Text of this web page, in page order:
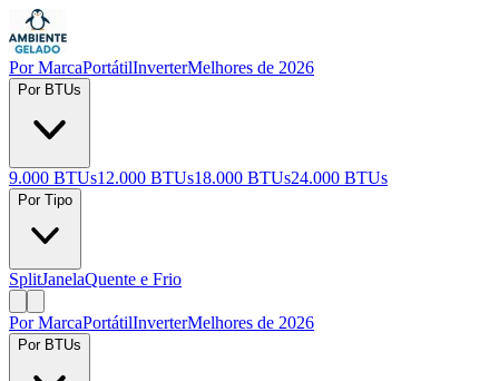
Por MarcaPortátilInverterMelhores de 2026
Por BTUs
9.000 BTUs12.000 BTUs18.000 BTUs24.000 BTUs
Por Tipo
SplitJanelaQuente e Frio
Por MarcaPortátilInverterMelhores de 2026
Por BTUs